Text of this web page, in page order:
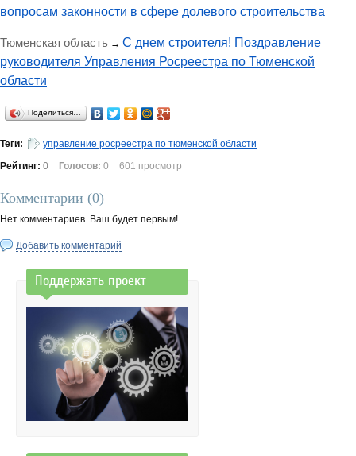
вопросам законности в сфере долевого строительства
Тюменская область → С днем строителя! Поздравление
руководителя Управления Росреестра по Тюменской
области
Поделиться…
Теги:
управление росреестра по тюменской области
Рейтинг: 0 Голосов: 0 601 просмотр
Комментарии (0)
Нет комментариев. Ваш будет первым!
Добавить комментарий
Поддержать проект